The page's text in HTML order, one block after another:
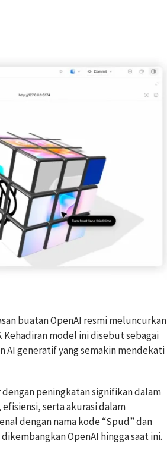
buatan OpenAI resmi meluncurkan
Kehadiran model ini disebut sebagai
AI generatif yang semakin mendekati
dengan peningkatan signifikan dalam
serta akurasi dalam
dengan nama kode “Spud” dan
OpenAI hingga saat ini.